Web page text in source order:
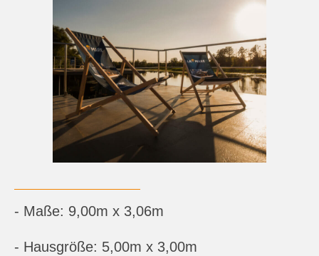
- Maße: 9,00m x 3,06m
- Hausgröße: 5,00m x 3,00m